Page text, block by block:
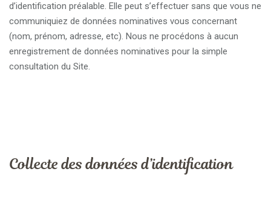
d’identification préalable. Elle peut s’effectuer sans que vous ne
communiquiez de données nominatives vous concernant
(nom, prénom, adresse, etc). Nous ne procédons à aucun
enregistrement de données nominatives pour la simple
consultation du Site.
Collecte des données d’identification